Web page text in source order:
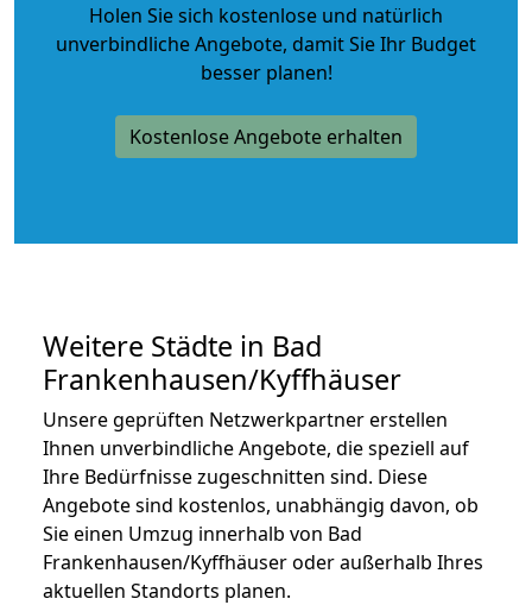
Holen Sie sich kostenlose und natürlich
unverbindliche Angebote, damit Sie Ihr Budget
besser planen!
Kostenlose Angebote erhalten
Weitere Städte in Bad
Frankenhausen/Kyffhäuser
Unsere geprüften Netzwerkpartner erstellen
Ihnen unverbindliche Angebote, die speziell auf
Ihre Bedürfnisse zugeschnitten sind. Diese
Angebote sind kostenlos, unabhängig davon, ob
Sie einen Umzug innerhalb von Bad
Frankenhausen/Kyffhäuser oder außerhalb Ihres
aktuellen Standorts planen.